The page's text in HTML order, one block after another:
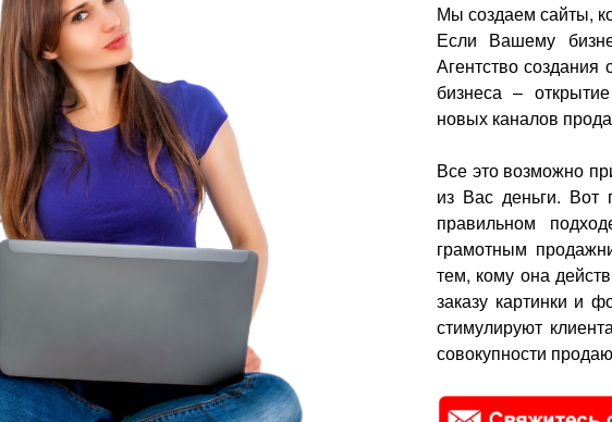
Мы создаем сайты,
Если Вашему
Агентство создания
бизнеса –
новых каналов
Все это возможно
из Вас деньги. Вот
правильном
грамотным
тем, кому она
заказу картинки и
стимулируют
совокупности